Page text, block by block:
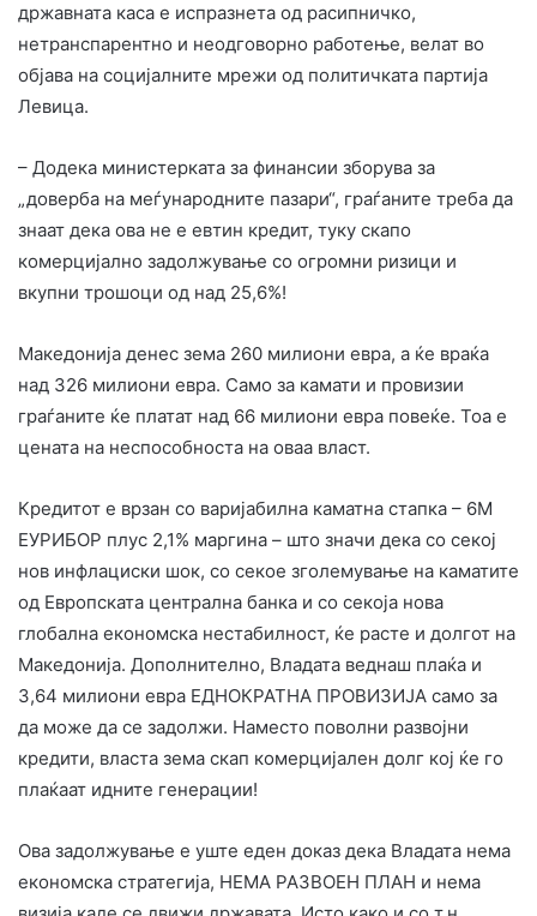
државната каса е испразнета од расипничко,
нетранспарентно и неодговорно работење, велат во
објава на социјалните мрежи од политичката партија
Левица.
– Додека министерката за финансии зборува за
„доверба на меѓународните пазари“, граѓаните треба да
знаат дека ова не е евтин кредит, туку скапо
комерцијално задолжување со огромни ризици и
вкупни трошоци од над 25,6%!
Македонија денес зема 260 милиони евра, а ќе враќа
над 326 милиони евра. Само за камати и провизии
граѓаните ќе платат над 66 милиони евра повеќе. Тоа е
цената на неспособноста на оваа власт.
Кредитот е врзан со варијабилна каматна стапка – 6M
ЕУРИБОР плус 2,1% маргина – што значи дека со секој
нов инфлациски шок, со секое зголемување на каматите
од Европската централна банка и со секоја нова
глобална економска нестабилност, ќе расте и долгот на
Македонија. Дополнително, Владата веднаш плаќа и
3,64 милиони евра ЕДНОКРАТНА ПРОВИЗИЈА само за
да може да се задолжи. Наместо поволни развојни
кредити, власта зема скап комерцијален долг кој ќе го
плаќаат идните генерации!
Ова задолжување е уште еден доказ дека Владата нема
економска стратегија, НЕМА РАЗВОЕН ПЛАН и нема